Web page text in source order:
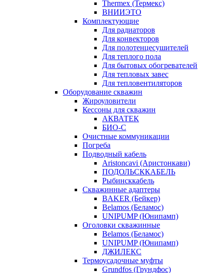
Thermex (Термекс)
ВНИИЭТО
Комплектующие
Для радиаторов
Для конвекторов
Для полотенцесушителей
Для теплого пола
Для бытовых обогревателей
Для тепловых завес
Для тепловентиляторов
Оборудование скважин
Жироуловители
Кессоны для скважин
АКВАТЕК
БИО-С
Очистные коммуникации
Погреба
Подводный кабель
Aristoncavi (Аристонкави)
ПОДОЛЬСККАБЕЛЬ
Рыбинсккабель
Скважинные адаптеры
BAKER (Бейкер)
Belamos (Беламос)
UNIPUMP (Юнипамп)
Оголовки скважинные
Belamos (Беламос)
UNIPUMP (Юнипамп)
ДЖИЛЕКС
Термоусадочные муфты
Grundfos (Грундфос)